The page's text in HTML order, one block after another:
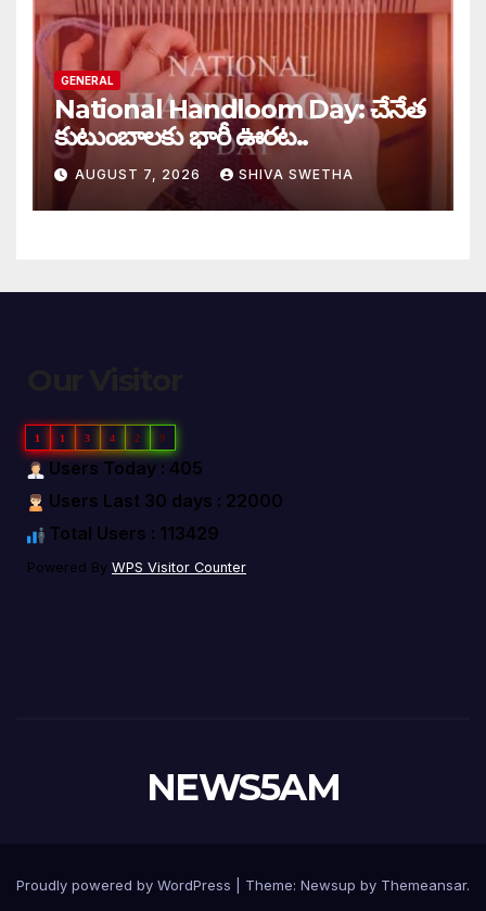
GENERAL
National Handloom Day: చేనేత
కుటుంబాలకు భారీ ఊరట..
AUGUST 7, 2026 SHIVA SWETHA
1 1 3 4 2 9
Users Today : 405
Users Last 30 days : 22000
Total Users : 113429
Powered By WPS Visitor Counter
NEWS5AM
Proudly powered by WordPress Theme: Newsup by Themeansar.